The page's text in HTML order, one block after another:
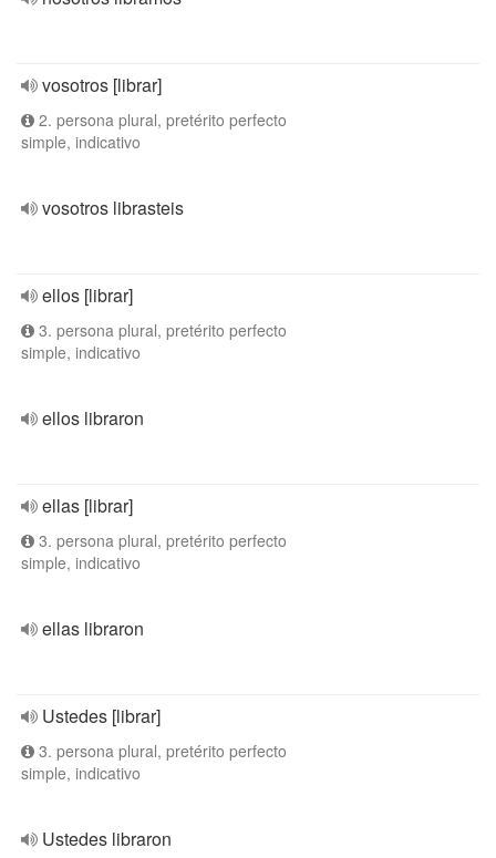
vosotros [librar]
2. persona plural, pretérito perfecto
simple, indicativo
vosotros librasteis
ellos [librar]
3. persona plural, pretérito perfecto
simple, indicativo
ellos libraron
ellas [librar]
3. persona plural, pretérito perfecto
simple, indicativo
ellas libraron
Ustedes [librar]
3. persona plural, pretérito perfecto
simple, indicativo
Ustedes libraron